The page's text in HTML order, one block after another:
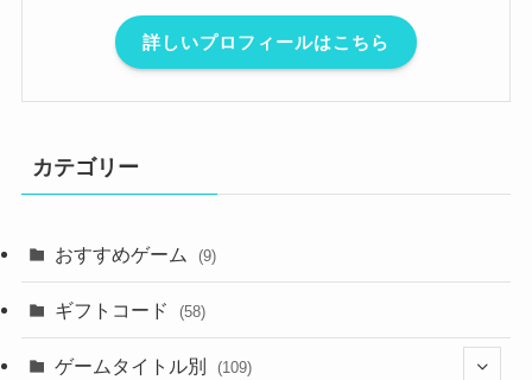
詳しいプロフィールはこちら
カテゴリー
おすすめゲーム (9)
ギフトコード (58)
ゲームタイトル別 (109)